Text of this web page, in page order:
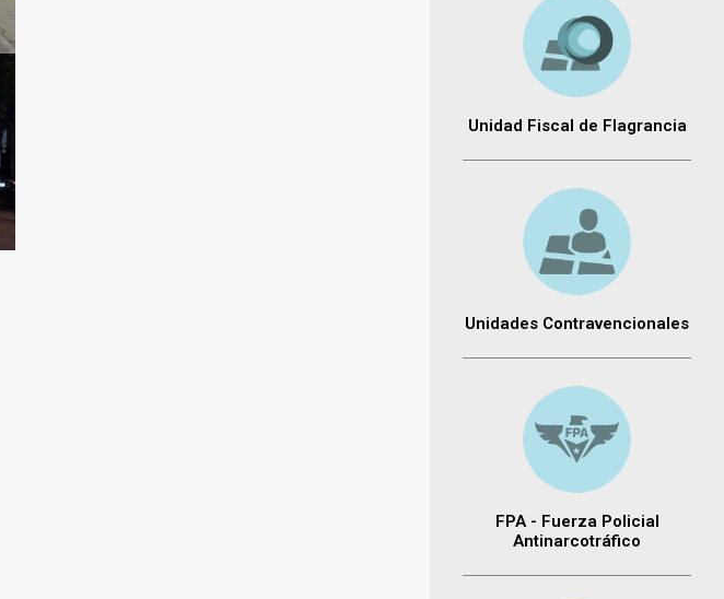
Unidad Fiscal de Flagrancia
Unidades Contravencionales
FPA - Fuerza Policial
Antinarcotráfico